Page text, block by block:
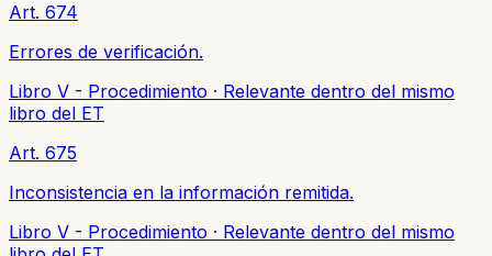
Art. 674
Errores de verificación.
Libro V - Procedimiento · Relevante dentro del mismo
libro del ET
Art. 675
Inconsistencia en la información remitida.
Libro V - Procedimiento · Relevante dentro del mismo